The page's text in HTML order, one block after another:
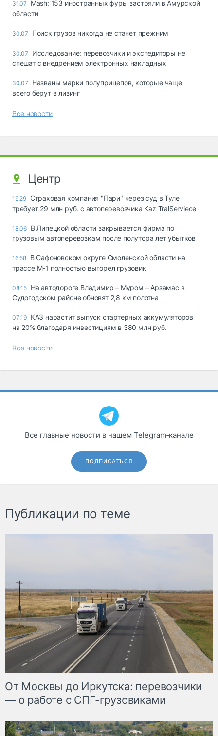
31.07
Mash: 153 иностранных фуры застряли в Амурской
области
30.07 Поиск грузов никогда не станет прежним
30.07
Исследование: перевозчики и экспедиторы не
спешат с внедрением электронных накладных
30.07
Названы марки полуприцепов, которые чаще
всего берут в лизинг
Все новости
Центр
19:29 Страховая компания "Пари" через суд в Туле
требует 29 млн руб. с автоперевозчика Kaz TralServiece
18:06 В Липецкой области закрывается фирма по
грузовым автоперевозкам после полутора лет убытков
16:58 В Сафоновском округе Смоленской области на
трассе М-1 полностью выгорел грузовик
08:15 На автодороге Владимир – Муром – Арзамас в
Судогодском районе обновят 2,8 км полотна
07:19 КАЗ нарастит выпуск стартерных аккумуляторов
на 20% благодаря инвестициям в 380 млн руб.
Все новости
Все главные новости в нашем Telegram‑канале
ПОДПИСАТЬСЯ
Публикации по теме
От Москвы до Иркутска: перевозчики
— о работе с СПГ-грузовиками